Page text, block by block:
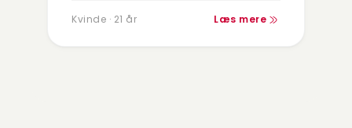
hvilket har sat sig dybt i…
Kvinde · 21 år Læs mere